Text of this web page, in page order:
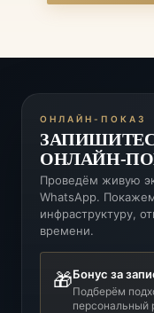
ОНЛАЙН-ПОКАЗ
ОНЛАЙН-
Проведём живую
WhatsApp.
инфраструктуру,
времени.
🎁Бонус за
Подберём
персональный